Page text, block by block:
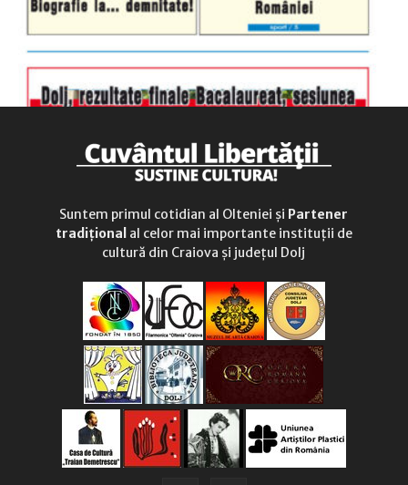
Suntem primul cotidian al Olteniei și Partener
tradițional al celor mai importante instituții de
cultură din Craiova și județul Dolj